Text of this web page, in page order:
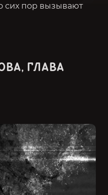
сих пор вызывают
ГЛАВА